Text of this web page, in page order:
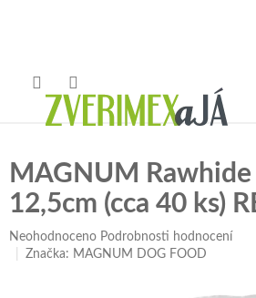
MAGNUM
12,5cm (cca 40 ks)
Průměrné
hodnocení
Neohodnoceno Podrobnosti hodnocení
Značka: MAGNUM DOG FOOD